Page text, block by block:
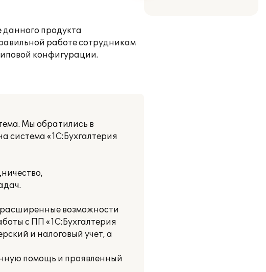
продукта
работе сотрудникам
конфигурации.
Мы обратились в
система «1С:Бухгалтерия
расширенные возможности
с ПП «1С:Бухгалтерия
и налоговый учет, а
помощь и проявленный